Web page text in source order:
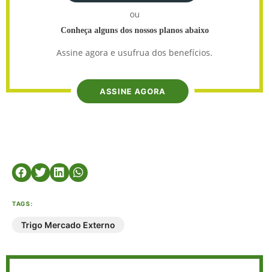
ou
Conheça alguns dos nossos planos abaixo
Assine agora e usufrua dos benefícios.
ASSINE AGORA
TAGS:
Trigo Mercado Externo